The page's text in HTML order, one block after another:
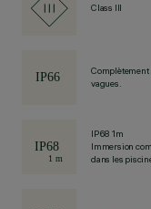
Class III
Complètement
vagues.
IP68 1m
Immersion
dans les